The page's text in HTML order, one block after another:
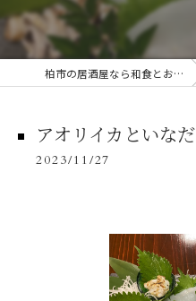
柏市の居酒屋なら和食とお酒 熟りんご亭
アオリイカといな
2023/11/27